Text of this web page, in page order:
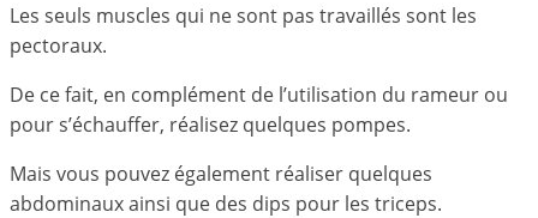
Les seuls muscles qui ne sont pas travaillés sont les
pectoraux.
De ce fait, en complément de l’utilisation du rameur ou
pour s’échauffer, réalisez quelques pompes.
Mais vous pouvez également réaliser quelques
abdominaux ainsi que des dips pour les triceps.